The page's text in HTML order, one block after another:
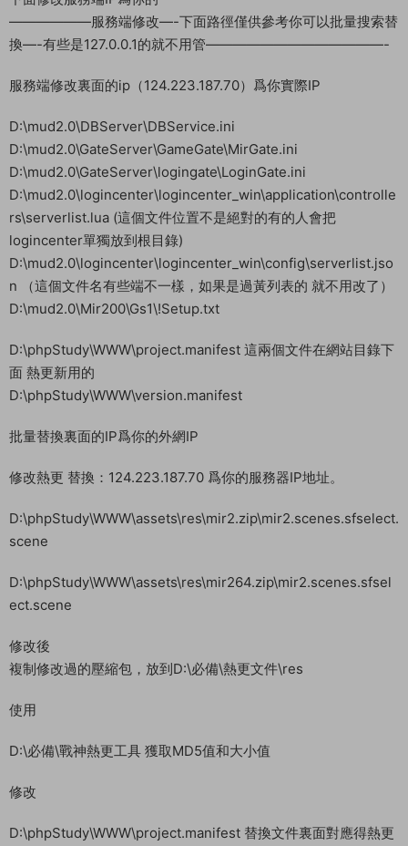
——————服務端修改—-下面路徑僅供參考你可以批量搜索替
換—-有些是127.0.0.1的就不用管—————————————-
服務端修改裏面的ip（124.223.187.70）爲你實際IP
D:\mud2.0\DBServer\DBService.ini
D:\mud2.0\GateServer\GameGate\MirGate.ini
D:\mud2.0\GateServer\logingate\LoginGate.ini
D:\mud2.0\logincenter\logincenter_win\application\controlle
rs\serverlist.lua (這個文件位置不是絕對的有的人會把
logincenter單獨放到根目錄)
D:\mud2.0\logincenter\logincenter_win\config\serverlist.jso
n （這個文件名有些端不一樣，如果是過黃列表的 就不用改了）
D:\mud2.0\Mir200\Gs1\!Setup.txt
D:\phpStudy\WWW\project.manifest 這兩個文件在網站目錄下
面 熱更新用的
D:\phpStudy\WWW\version.manifest
批量替換裏面的IP爲你的外網IP
修改熱更 替換：124.223.187.70 爲你的服務器IP地址。
D:\phpStudy\WWW\assets\res\mir2.zip\mir2.scenes.sfselect.
scene
D:\phpStudy\WWW\assets\res\mir264.zip\mir2.scenes.sfsel
ect.scene
修改後
複制修改過的壓縮包，放到D:\必備\熱更文件\res
使用
D:\必備\戰神熱更工具 獲取MD5值和大小值
修改
D:\phpStudy\WWW\project.manifest 替換文件裏面對應得熱更